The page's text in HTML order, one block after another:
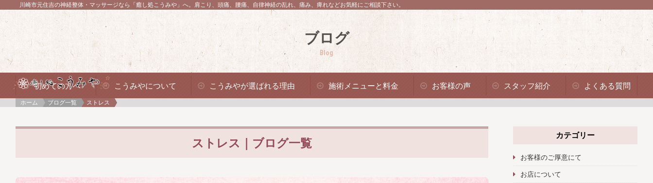
川崎市元住吉の神経整体・マッサージなら「癒し処こうみや」へ。 肩こり、頭痛、腰痛、自律神経の乱れ、痛み、痺れなどお気軽にご相談下さい。
ブログ
Blog
初めての方へ こうみやについて こうみやが選ばれる理由 施術メニューと料金 お客様の声 スタッフ紹介 よくある質問
ホーム ブログ一覧 ストレス
ストレス｜ブログ一覧
カテゴリー
お客様のご厚意にて
お店について